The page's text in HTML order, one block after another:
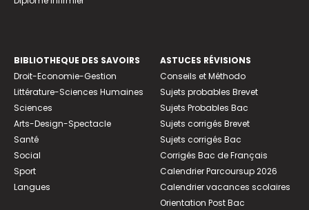
BIBLIOTHEQUE DES SAVOIRS
Droit-Economie-Gestion
Littérature-Sciences Humaines
Sciences
Arts-Design-Spectacle
Santé
Social
Sport
Langues
ASTUCES RÉVISIONS
Conseils et Méthodo
Sujets probables Brevet
Sujets Probables Bac
Sujets corrigés Brevet
Sujets corrigés Bac
Corrigés Bac de Français
Calendrier Parcoursup 2026
Calendrier vacances scolaires
Orientation Post Bac